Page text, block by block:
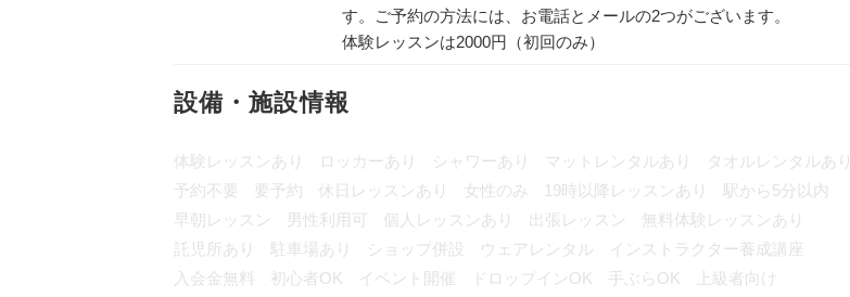
す。ご予約の方法には、お電話とメールの2つがございます。
体験レッスンは2000円（初回のみ）
設備・施設情報
体験レッスンあり ロッカーあり シャワーあり マットレンタルあり
タオルレンタルあり
予約不要
要予約 休日レッスンあり 女性のみ 19時以降レッスンあり
駅から5分以内
早朝レッスン
男性利用可 個人レッスンあり 出張レッスン
無料体験レッスンあり
託児所あり
駐車場あり ショップ併設 ウェアレンタル
インストラクター養成講座
入会金無料
初心者OK イベント開催 ドロップインOK 手ぶらOK
上級者向け